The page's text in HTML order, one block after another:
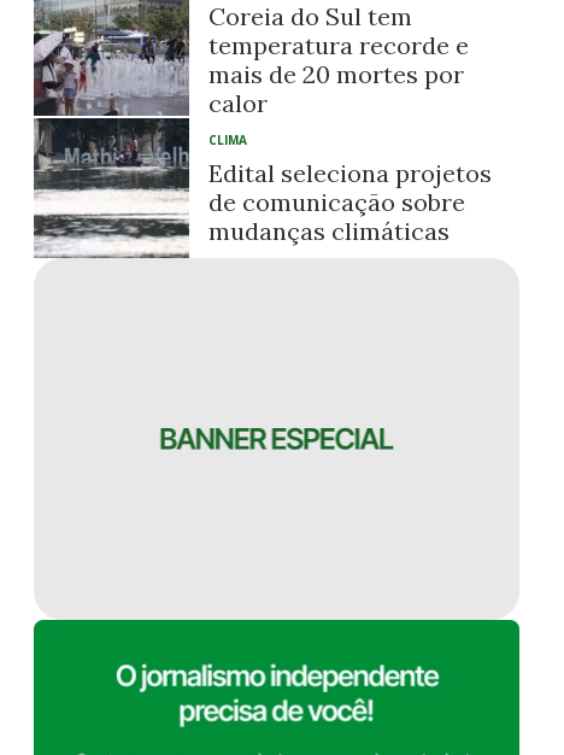
Coreia do Sul tem
temperatura recorde e
mais de 20 mortes por
calor
CLIMA
Edital seleciona projetos
de comunicação sobre
mudanças climáticas